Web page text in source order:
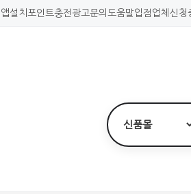
앱설치 포인트충전 광고문의 도움말입점업체신청